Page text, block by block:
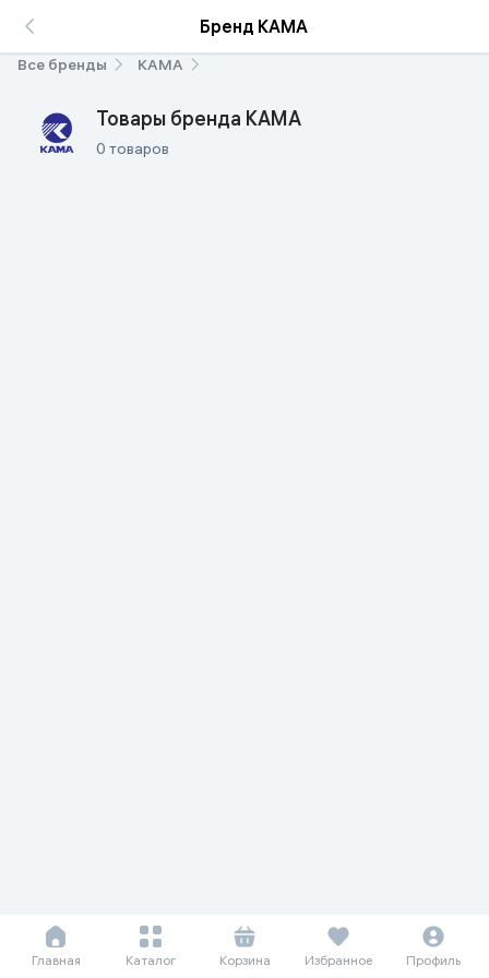
Бренд KAMA
Все бренды KAMA
Товары бренда KAMA
0 товаров
Главная Каталог Корзина Избранное Профиль